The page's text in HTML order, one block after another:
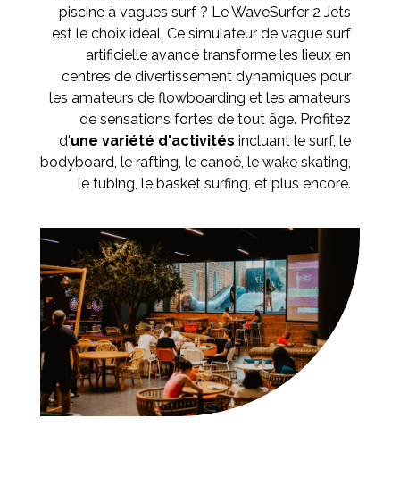
piscine à vagues surf ? Le WaveSurfer 2 Jets
est le choix idéal. Ce simulateur de vague surf
artificielle avancé transforme les lieux en
centres de divertissement dynamiques pour
les amateurs de flowboarding et les amateurs
de sensations fortes de tout âge. Profitez
d'une variété d'activités incluant le surf, le
bodyboard, le rafting, le canoë, le wake skating,
le tubing, le basket surfing, et plus encore.